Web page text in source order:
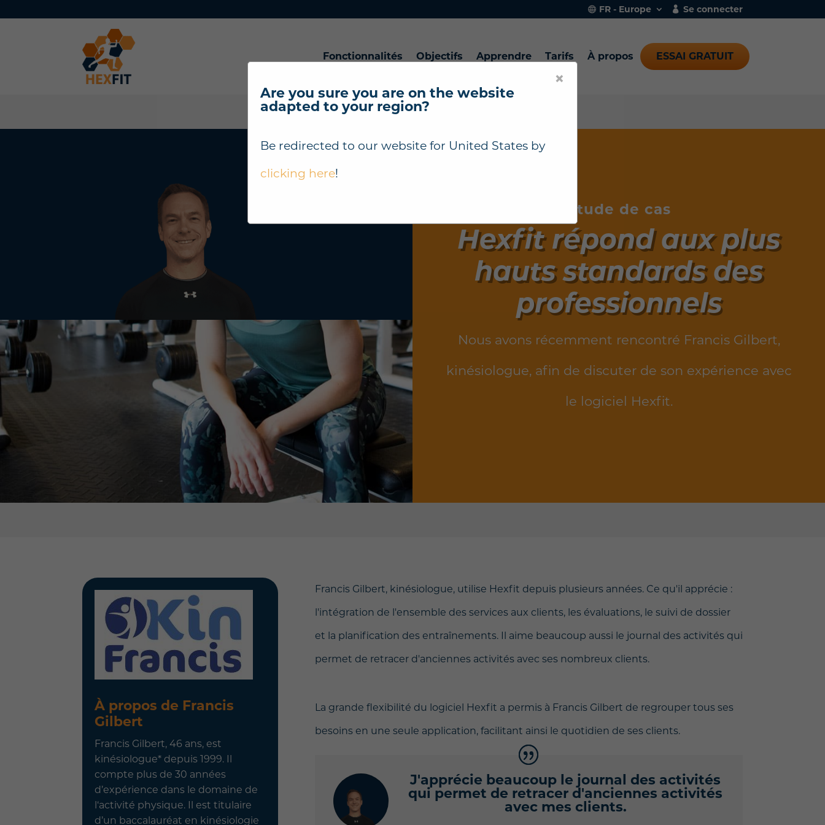
×
Are you sure you are on the website
adapted to your region?
Be redirected to our website for United States by
clicking here!
FR - Europe Se connecter
Fonctionnalités Objectifs Apprendre Tarifs À propos ESSAI GRATUIT
Étude de cas
Hexfit répond aux plus
hauts standards des
professionnels
Nous avons récemment rencontré Francis Gilbert,
kinésiologue, afin de discuter de son expérience avec
le logiciel Hexfit.
À propos de Francis
Gilbert
Francis Gilbert, 46 ans, est
kinésiologue* depuis 1999. Il
compte plus de 30 années
d’expérience dans le domaine de
l‘activité physique. Il est titulaire
d’un baccalauréat en kinésiologie
Francis Gilbert, kinésiologue, utilise Hexfit depuis plusieurs années. Ce qu'il apprécie :
l'intégration de l'ensemble des services aux clients, les évaluations, le suivi de dossier
et la planification des entraînements. Il aime beaucoup aussi le journal des activités qui
permet de retracer d'anciennes activités avec ses nombreux clients.
La grande flexibilité du logiciel Hexfit a permis à Francis Gilbert de regrouper tous ses
besoins en une seule application, facilitant ainsi le quotidien de ses clients.
J'apprécie beaucoup le journal des activités
qui permet de retracer d'anciennes activités
avec mes clients.